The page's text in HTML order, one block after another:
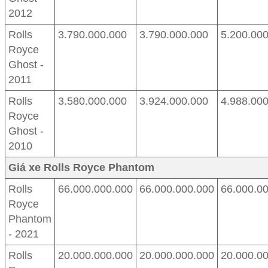
2012
Rolls
Royce
Ghost -
2011
3.790.000.000 3.790.000.000
Rolls
Royce
Ghost -
2010
3.580.000.000 3.924.000.000
Giá xe Rolls Royce Phantom
Rolls
Royce
Phantom
- 2021
66.000.000.000 66.000.000.000
Rolls
20.000.000.000 20.000.000.000